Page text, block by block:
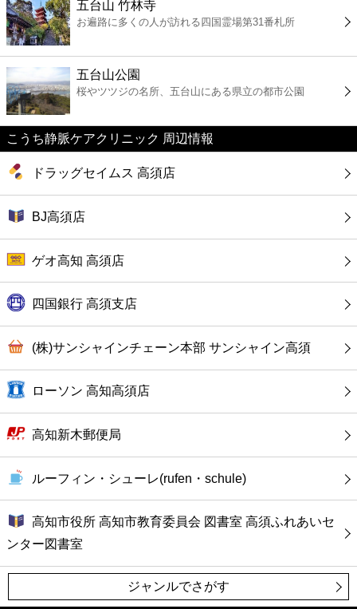
ファミレス
カフェ
ショッピング
銀行
公共
病院
ホテル
五台山 竹林寺
お遍路に多くの人が訪れる四国霊場第31番札所
五台山公園
桜やツツジの名所、五台山にある県立の都市公園
こうち静脈ケアクリニック 周辺情報
ドラッグセイムス 高須店
BJ高須店
ゲオ高知 高須店
四国銀行 高須支店
(株)サンシャインチェーン本部 サンシャイン高須
ローソン 高知高須店
高知新木郵便局
ルーフィン・シューレ(rufen・schule)
高知市役所 高知市教育委員会 図書室 高須ふれあいセ
ンター図書室
ジャンルでさがす